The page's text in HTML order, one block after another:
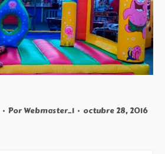
PorWebmaster_1 octubre 28, 2016